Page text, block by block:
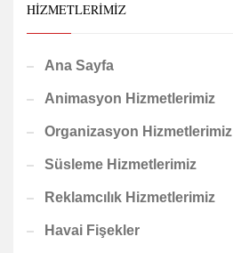
HIZMETLERIMIZ
Ana Sayfa
Animasyon Hizmetlerimiz
Organizasyon Hizmetlerimiz
Süsleme Hizmetlerimiz
Reklamcılık Hizmetlerimiz
Havai Fişekler